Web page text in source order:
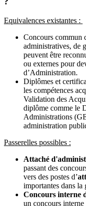
Equivalences existantes :
Concours commun
administratives, de
peuvent être
ou externes pour
d’Administration.
Diplômes et
les compétences
Validation des
diplôme comme le
Administrations
administration
Passerelles possibles :
Attaché
passant des
vers des postes d’
importantes dans la
Concours interne
un concours